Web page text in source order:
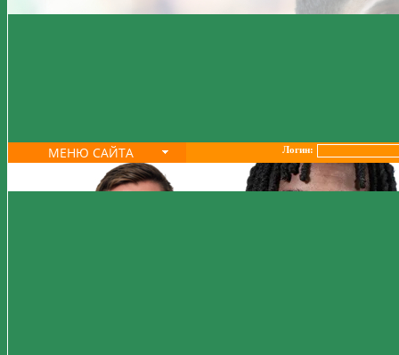
МЕНЮ САЙТА Логин: